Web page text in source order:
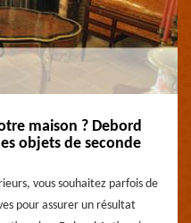
maison ? Debord
objets de seconde
vous souhaitez parfois de
pour assurer un résultat